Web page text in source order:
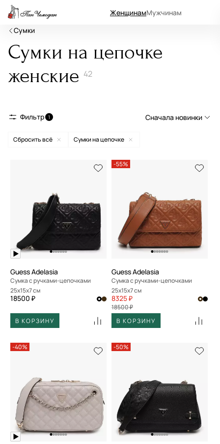
ЖенщинамМужчинам
Сумки
Сумки на цепочке
женские 42
Фильтр 1 Сначала новинки
Сначала новинки
Сначала популярные
По убыванию цены
По размеру скидки
По скорости доставки
Сбросить всё Сумки на цепочке
Guess Adelasia
Сумка с ручками-цепочками
25x15x7 см
18500 ₽
В КОРЗИНУ
-55%
Guess Adelasia
Сумка с ручками-цепочками
25x15x7 см
8325 ₽
18500 ₽
В КОРЗИНУ
-40% -50%